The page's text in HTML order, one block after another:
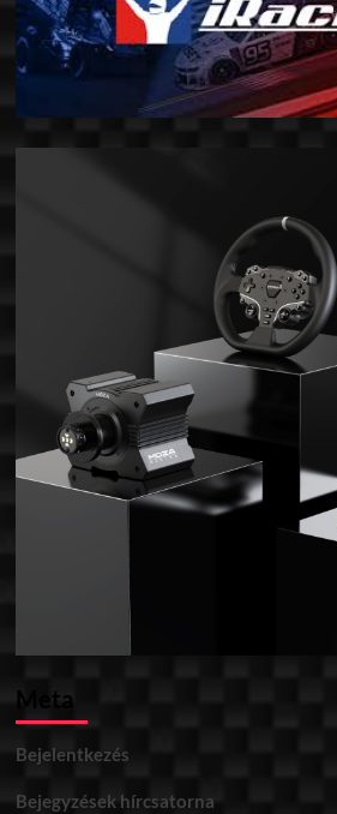
Meta
Bejelentkezés
Bejegyzések hírcsatorna